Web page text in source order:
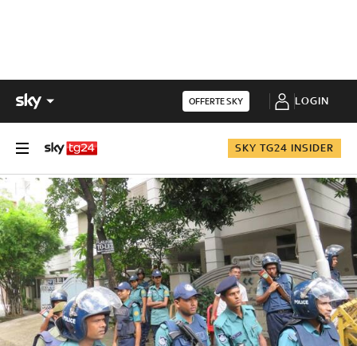
OFFERTE SKY LOGIN
SKY TG24 INSIDER